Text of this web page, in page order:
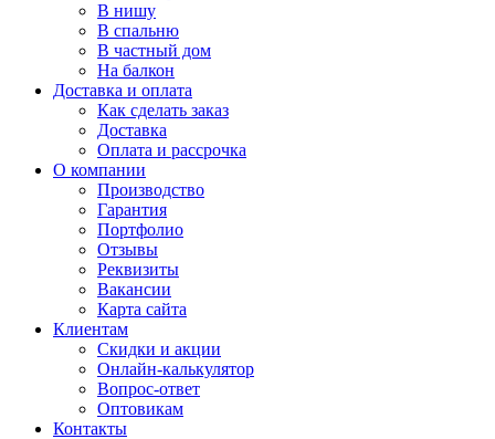
В нишу
В спальню
В частный дом
На балкон
Доставка и оплата
Как сделать заказ
Доставка
Оплата и рассрочка
О компании
Производство
Гарантия
Портфолио
Отзывы
Реквизиты
Вакансии
Карта сайта
Клиентам
Скидки и акции
Онлайн-калькулятор
Вопрос-ответ
Оптовикам
Контакты